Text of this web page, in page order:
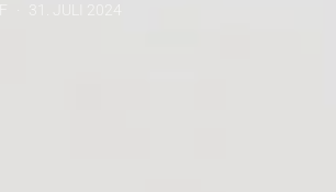
31. JULI 2024